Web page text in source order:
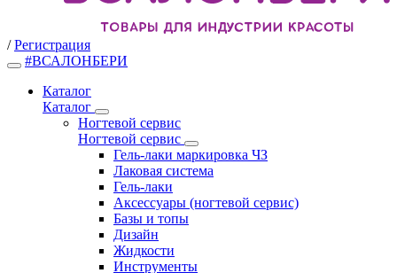
/ Регистрация
#ВСАЛОНБЕРИ
Каталог
Каталог
Ногтевой сервис
Ногтевой сервис
Гель-лаки маркировка ЧЗ
Лаковая система
Гель-лаки
Аксессуары (ногтевой сервис)
Базы и топы
Дизайн
Жидкости
Инструменты